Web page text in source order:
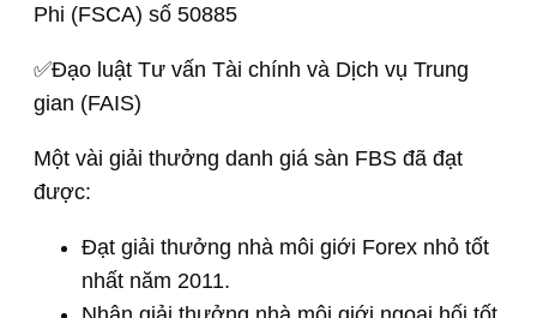
Phi (FSCA) số 50885
✅Đạo luật Tư vấn Tài chính và Dịch vụ Trung
gian (FAIS)
Một vài giải thưởng danh giá sàn FBS đã đạt
được:
Đạt giải thưởng nhà môi giới Forex nhỏ tốt
nhất năm 2011.